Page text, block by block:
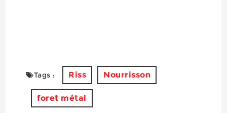
Tags : Riss Nourrisson
foret métal